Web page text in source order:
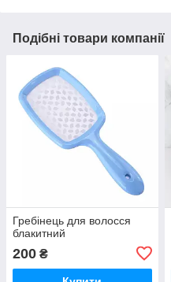
Подібні товари компанії
Гребінець для волосся
блакитний
200 ₴